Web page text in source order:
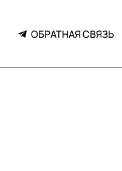
ОБРАТНАЯ СВЯЗЬ